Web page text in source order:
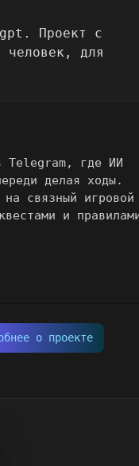
Telegram, где ИИ
делая ходы.
связный игровой
и
о проекте